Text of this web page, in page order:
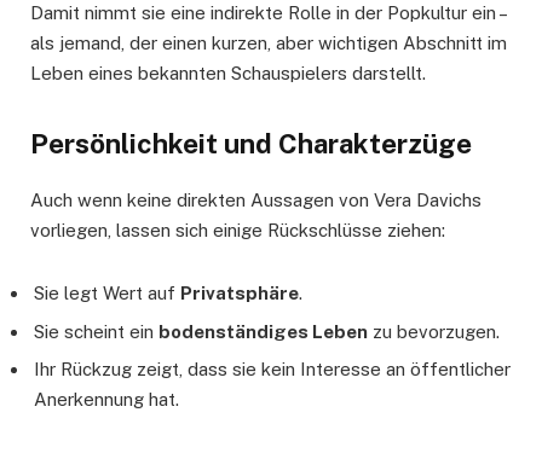
Damit nimmt sie eine indirekte Rolle in der Popkultur ein –
als jemand, der einen kurzen, aber wichtigen Abschnitt im
Leben eines bekannten Schauspielers darstellt.
Persönlichkeit und Charakterzüge
Auch wenn keine direkten Aussagen von Vera Davichs
vorliegen, lassen sich einige Rückschlüsse ziehen:
Sie legt Wert auf Privatsphäre.
Sie scheint ein bodenständiges Leben zu bevorzugen.
Ihr Rückzug zeigt, dass sie kein Interesse an öffentlicher
Anerkennung hat.